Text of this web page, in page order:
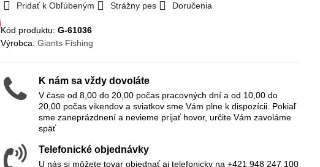
Pridať k Obľúbeným Strážny pes Doručenia
Kód produktu:G-61036
Výrobca:Giants Fishing
K nám sa vždy dovoláte
V čase od 8,00 do 20,00 počas pracovných dní a od 10,00 do
20,00 počas vikendov a sviatkov sme Vám plne k dispozícii. Pokiaľ
sme zaneprázdnení a nevieme prijať hovor, určite Vám zavoláme
späť
Telefonické objednávky
U nás si môžete tovar objednať aj telefonicky na +421 948 247 100